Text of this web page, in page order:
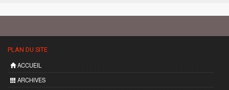
PLAN DU SITE
ACCUEIL
ARCHIVES